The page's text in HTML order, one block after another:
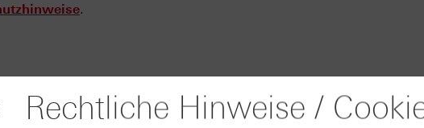
.
sind, sind Pflichtfelder. Diese
ausgefüllt werden.
Rechtliche Hinweise /